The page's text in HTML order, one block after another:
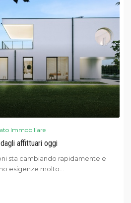
Immobiliare
affittuari oggi
sta cambiando rapidamente e
esigenze molto...